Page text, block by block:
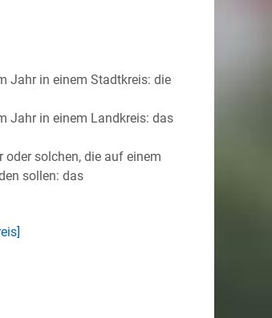
Jahr in einem Stadtkreis: die
Jahr in einem Landkreis: das
solchen, die auf einem
sollen: das